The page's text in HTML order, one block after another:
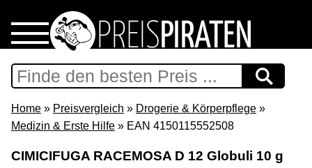
Home
Download
Home » Preisvergleich » Drogerie & Körperpflege »
Medizin & Erste Hilfe » EAN 4150115552508
CIMICIFUGA RACEMOSA D 12 Globuli 10 g